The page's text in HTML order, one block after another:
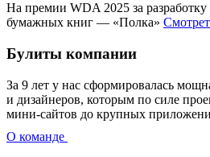
На премии WDA 2025 за
бумажных книг — «Полка»
Булиты компании
За 9 лет у нас сформировалась
и дизайнеров, которым по силе
мини-сайтов до крупных
О команде